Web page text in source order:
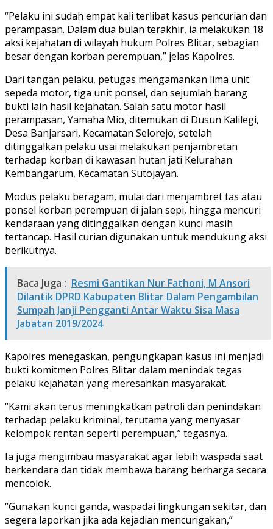
“Pelaku ini sudah empat kali terlibat kasus pencurian dan
perampasan. Dalam dua bulan terakhir, ia melakukan 18
aksi kejahatan di wilayah hukum Polres Blitar, sebagian
besar dengan korban perempuan,” jelas Kapolres.
Dari tangan pelaku, petugas mengamankan lima unit
sepeda motor, tiga unit ponsel, dan sejumlah barang
bukti lain hasil kejahatan. Salah satu motor hasil
perampasan, Yamaha Mio, ditemukan di Dusun Kalilegi,
Desa Banjarsari, Kecamatan Selorejo, setelah
ditinggalkan pelaku usai melakukan penjambretan
terhadap korban di kawasan hutan jati Kelurahan
Kembangarum, Kecamatan Sutojayan.
Modus pelaku beragam, mulai dari menjambret tas atau
ponsel korban perempuan di jalan sepi, hingga mencuri
kendaraan yang ditinggalkan dengan kunci masih
tertancap. Hasil curian digunakan untuk mendukung aksi
berikutnya.
Baca Juga : Resmi Gantikan Nur Fathoni, M Ansori
Dilantik DPRD Kabupaten Blitar Dalam Pengambilan
Sumpah Janji Pengganti Antar Waktu Sisa Masa
Jabatan 2019/2024
Kapolres menegaskan, pengungkapan kasus ini menjadi
bukti komitmen Polres Blitar dalam menindak tegas
pelaku kejahatan yang meresahkan masyarakat.
“Kami akan terus meningkatkan patroli dan penindakan
terhadap pelaku kriminal, terutama yang menyasar
kelompok rentan seperti perempuan,” tegasnya.
Ia juga mengimbau masyarakat agar lebih waspada saat
berkendara dan tidak membawa barang berharga secara
mencolok.
“Gunakan kunci ganda, waspadai lingkungan sekitar, dan
segera laporkan jika ada kejadian mencurigakan,”